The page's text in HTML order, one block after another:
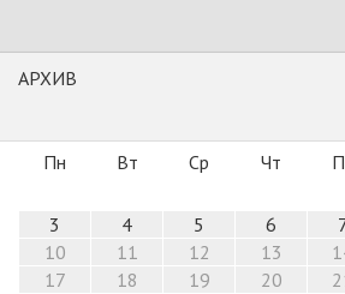
АРХИВ
Пн Вт Ср Чт
3
4 5 6
10
11 12 13
17
18 19 20